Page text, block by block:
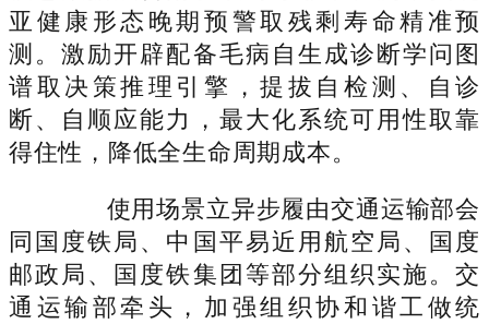
亚健康形态晚期预警取残剩寿命精准预
测。激励开辟配备毛病自生成诊断学问图
谱取决策推理引擎，提拔自检测、自诊
断、自顺应能力，最大化系统可用性取靠
得住性，降低全生命周期成本。
使用场景立异步履由交通运输部会
同国度铁局、中国平易近用航空局、国度
邮政局、国度铁集团等部分组织实施。交
通运输部牵头，加强组织协和谐工做统